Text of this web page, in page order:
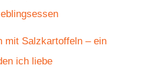
mit Salzkartoffeln – ein
ich liebe